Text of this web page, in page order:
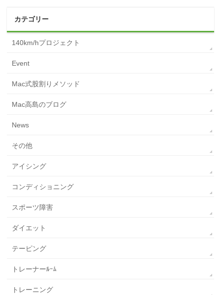
カテゴリー
140km/hプロジェクト
Event
Mac式股割りメソッド
Mac高島のブログ
News
その他
アイシング
コンディショニング
スポーツ障害
ダイエット
テーピング
トレーナーﾙｰﾑ
トレーニング